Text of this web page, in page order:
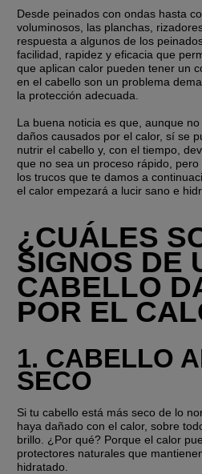
Desde peinados con ondas hasta
voluminosos, las planchas,
respuesta a algunos de los
facilidad, rapidez y eficacia que
que aplican calor pueden tener un
en el cabello son un problema
la protección adecuada.
La buena noticia es que, aunque
daños causados por el calor, sí se
nutrir el cabello y, con el tiempo,
que no sea un proceso rápido,
los trucos que te damos a
el calor empezará a lucir sano e
¿CUÁLES
SIGNOS DE
CABELLO
POR EL
1. CABELLO
SECO
Si tu cabello está más seco de lo
haya dañado con el calor, sobre
brillo. ¿Por qué? Porque el calor
protectores naturales que
hidratado.